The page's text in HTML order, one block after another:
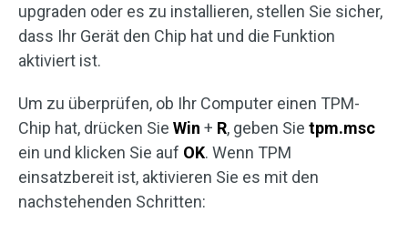
upgraden oder es zu installieren, stellen Sie sicher,
dass Ihr Gerät den Chip hat und die Funktion
aktiviert ist.
Um zu überprüfen, ob Ihr Computer einen TPM-
Chip hat, drücken Sie Win + R, geben Sie tpm.msc
ein und klicken Sie auf OK. Wenn TPM
einsatzbereit ist, aktivieren Sie es mit den
nachstehenden Schritten: